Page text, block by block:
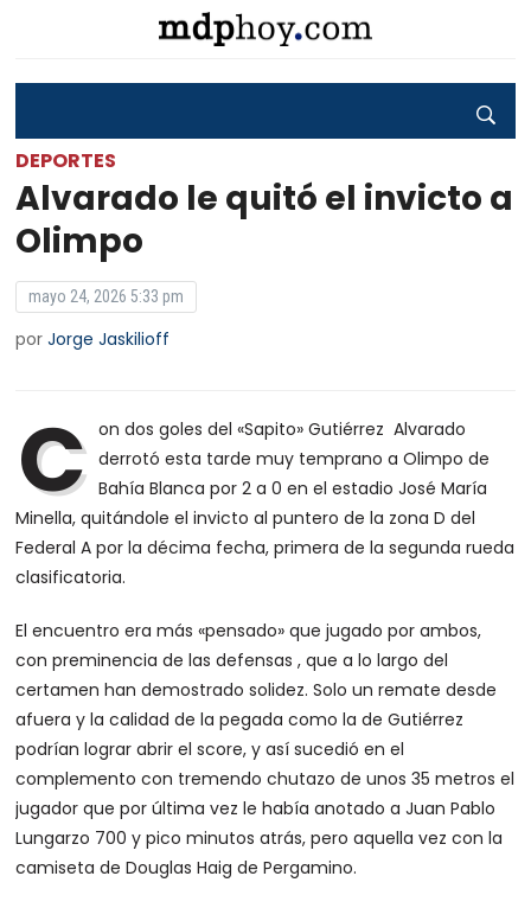
DEPORTES
Alvarado le quitó el invicto a
Olimpo
mayo 24, 2026 5:33 pm
porJorge Jaskilioff
C on dos goles del «Sapito» Gutiérrez Alvarado
derrotó esta tarde muy temprano a Olimpo de
Bahía Blanca por 2 a 0 en el estadio José María
Minella, quitándole el invicto al puntero de la zona D del
Federal A por la décima fecha, primera de la segunda rueda
clasificatoria.
El encuentro era más «pensado» que jugado por ambos,
con preminencia de las defensas , que a lo largo del
certamen han demostrado solidez. Solo un remate desde
afuera y la calidad de la pegada como la de Gutiérrez
podrían lograr abrir el score, y así sucedió en el
complemento con tremendo chutazo de unos 35 metros el
jugador que por última vez le había anotado a Juan Pablo
Lungarzo 700 y pico minutos atrás, pero aquella vez con la
camiseta de Douglas Haig de Pergamino.